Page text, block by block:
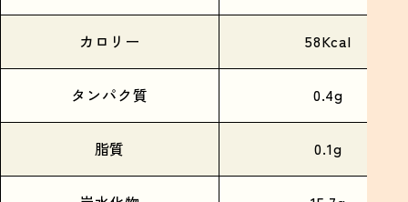
カロリー 58Kcal
タンパク質 0.4g
脂質 0.1g